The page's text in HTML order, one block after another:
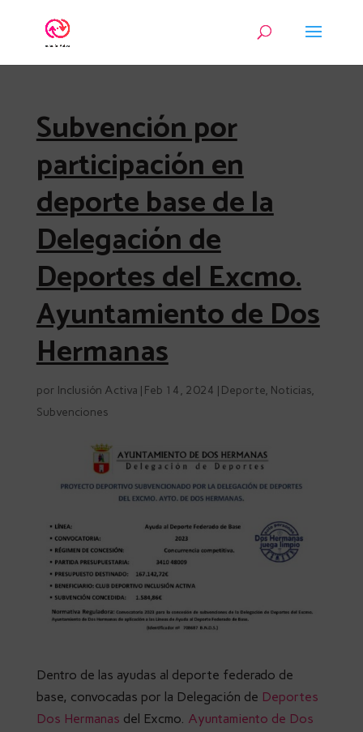
Subvención por
participación en
deporte base de la
Delegación de
Deportes del Excmo.
Ayuntamiento de Dos
Hermanas
por Inclusión Activa | Feb 14, 2024 | Deporte, Noticias,
Subvenciones
Dentro de las ayudas al deporte federado de
base, convocadas por la Delegación de Deportes
Dos Hermanas del Excmo. Ayuntamiento de Dos